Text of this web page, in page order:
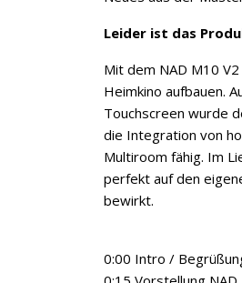
Leider ist das
Mit dem NAD M10
Heimkino aufbauen.
Touchscreen wurde
die Integration von
Multiroom fähig. Im
perfekt auf den
bewirkt.
0:00 Intro /